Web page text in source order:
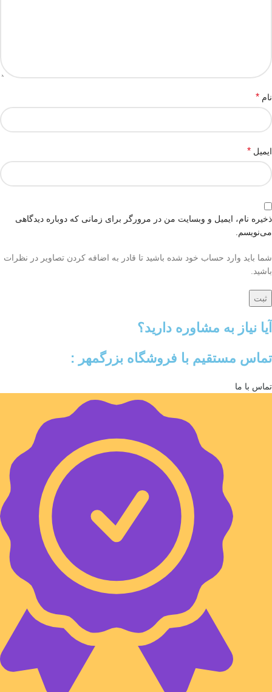
نام *
ایمیل *
ذخیره نام، ایمیل و وبسایت من در مرورگر برای زمانی که دوباره دیدگاهی
می‌نویسم.
شما باید وارد حساب خود شده باشید تا قادر به اضافه کردن تصاویر در نظرات
باشید.
آیا نیاز به مشاوره دارید؟
تماس مستقیم با فروشگاه بزرگمهر :
تماس با ما